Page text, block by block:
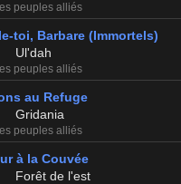
peuples alliés
toi, Barbare (Immortels)
Ul'dah
peuples alliés
au Refuge
Gridania
peuples alliés
à la Couvée
Forêt de l'est